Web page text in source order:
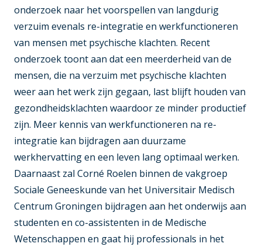
onderzoek naar het voorspellen van langdurig
verzuim evenals re-integratie en werkfunctioneren
van mensen met psychische klachten. Recent
onderzoek toont aan dat een meerderheid van de
mensen, die na verzuim met psychische klachten
weer aan het werk zijn gegaan, last blijft houden van
gezondheidsklachten waardoor ze minder productief
zijn. Meer kennis van werkfunctioneren na re-
integratie kan bijdragen aan duurzame
werkhervatting en een leven lang optimaal werken.
Daarnaast zal Corné Roelen binnen de vakgroep
Sociale Geneeskunde van het Universitair Medisch
Centrum Groningen bijdragen aan het onderwijs aan
studenten en co-assistenten in de Medische
Wetenschappen en gaat hij professionals in het